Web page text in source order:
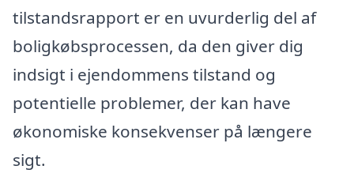
tilstandsrapport er en uvurderlig del af
boligkøbsprocessen, da den giver dig
indsigt i ejendommens tilstand og
potentielle problemer, der kan have
økonomiske konsekvenser på længere
sigt.